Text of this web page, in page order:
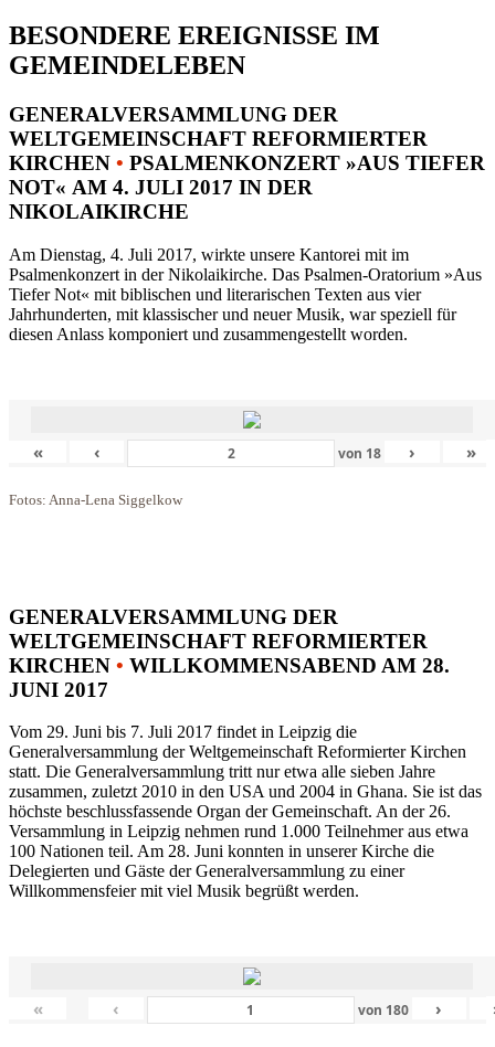
BESONDERE EREIGNISSE IM
GEMEINDELEBEN
GENERALVERSAMMLUNG DER
WELTGEMEINSCHAFT REFORMIERTER
KIRCHEN • PSALMENKONZERT »AUS TIEFER
NOT« AM 4. JULI 2017 IN DER
NIKOLAIKIRCHE
Am Dienstag, 4. Juli 2017, wirkte unsere Kantorei mit im
Psalmenkonzert in der Nikolaikirche. Das Psalmen-Oratorium »Aus
Tiefer Not« mit biblischen und literarischen Texten aus vier
Jahrhunderten, mit klassischer und neuer Musik, war speziell für
diesen Anlass komponiert und zusammengestellt worden.
« ‹ von 18 › »
Fotos: Anna-Lena Siggelkow
GENERALVERSAMMLUNG DER
WELTGEMEINSCHAFT REFORMIERTER
KIRCHEN • WILLKOMMENSABEND AM 28.
JUNI 2017
Vom 29. Juni bis 7. Juli 2017 findet in Leipzig die
Generalversammlung der Weltgemeinschaft Reformierter Kirchen
statt. Die Generalversammlung tritt nur etwa alle sieben Jahre
zusammen, zuletzt 2010 in den USA und 2004 in Ghana. Sie ist das
höchste beschlussfassende Organ der Gemeinschaft. An der 26.
Versammlung in Leipzig nehmen rund 1.000 Teilnehmer aus etwa
100 Nationen teil. Am 28. Juni konnten in unserer Kirche die
Delegierten und Gäste der Generalversammlung zu einer
Willkommensfeier mit viel Musik begrüßt werden.
« ‹ von 180 ›